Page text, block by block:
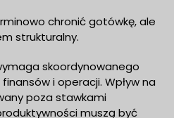
chronić gotówkę, ale
strukturalny.
skoordynowanego
i operacji. Wpływ na
poza stawkami
muszą być